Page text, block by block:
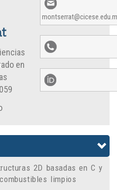
en
2D basadas en C y
limpios